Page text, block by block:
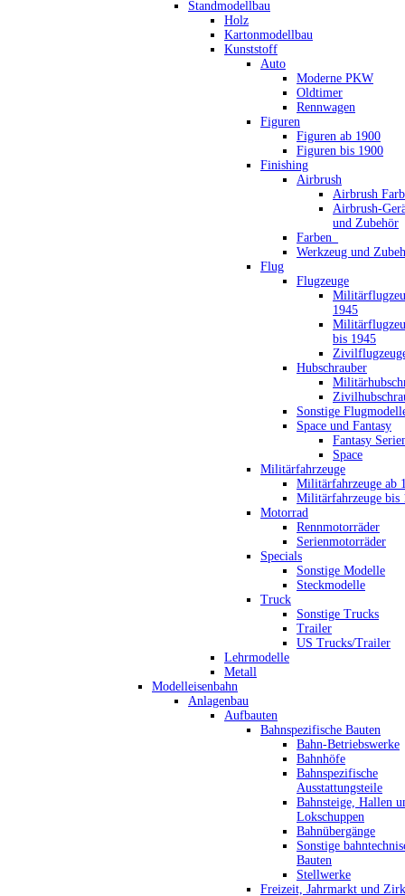
Standmodellbau
Holz
Kartonmodellbau
Kunststoff
Auto
Moderne PKW
Oldtimer
Rennwagen
Figuren
Figuren ab 1900
Figuren bis 1900
Finishing
Airbrush
Airbrush
Airbrush-
und Zubehör
Farben_
Werkzeug und
Flug
Flugzeuge
1945
bis 1945
Hubschrauber
Sonstige
Space und Fantasy
Fantasy
Space
Militärfahrzeuge
Militärfahrzeuge ab
Militärfahrzeuge bis
Motorrad
Rennmotorräder
Serienmotorräder
Specials
Sonstige Modelle
Steckmodelle
Truck
Sonstige Trucks
Trailer
US Trucks/Trailer
Lehrmodelle
Metall
Modelleisenbahn
Anlagenbau
Aufbauten
Bahnspezifische Bauten
Bahn-Betriebswerke
Bahnhöfe
Bahnspezifische
Ausstattungsteile
Bahnsteige, Hallen
Lokschuppen
Bahnübergänge
Sonstige
Bauten
Stellwerke
Freizeit, Jahrmarkt und